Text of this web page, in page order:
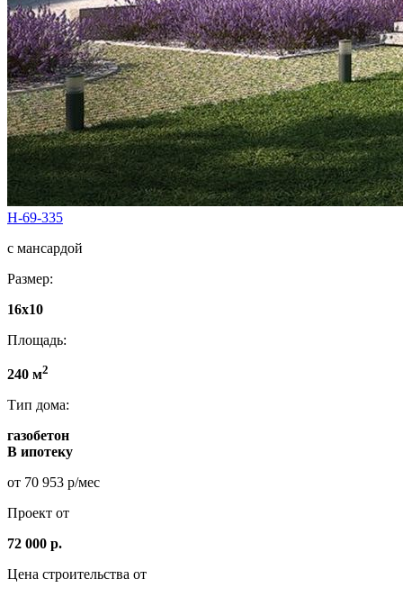
Н-69-335
с мансардой
Размер:
16x10
Площадь:
240 м2
Тип дома:
газобетон
В ипотеку
от 70 953 р/мес
Проект от
72 000 р.
Цена строительства от